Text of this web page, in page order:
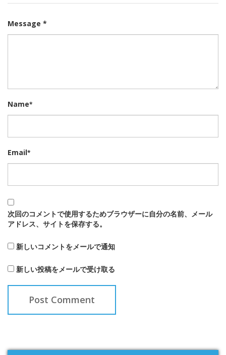
Message *
Name*
Email*
次回のコメントで使用するためブラウザーに自分の名前、メール
アドレス、サイトを保存する。
新しいコメントをメールで通知
新しい投稿をメールで受け取る